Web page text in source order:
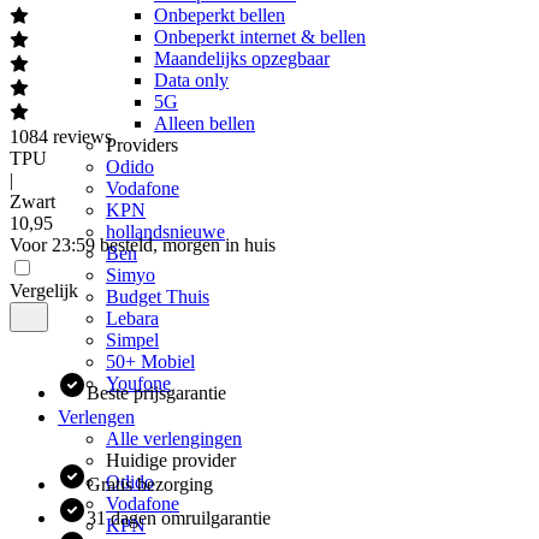
Onbeperkt bellen
Onbeperkt internet & bellen
Maandelijks opzegbaar
Data only
5G
Alleen bellen
Providers
Odido
Vodafone
KPN
hollandsnieuwe
Ben
Simyo
Budget Thuis
Lebara
Simpel
50+ Mobiel
Youfone
Verlengen
Alle verlengingen
Huidige provider
Odido
Vodafone
KPN
1084 reviews
TPU
|
Zwart
10,95
Voor 23:59 besteld, morgen in huis
Vergelijk
Beste prijsgarantie
Gratis bezorging
31 dagen omruilgarantie